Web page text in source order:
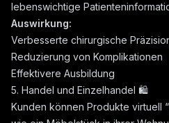
lebenswichtige
Auswirkung:
Verbesserte chirurgische
Reduzierung von Komplikationen
Effektivere Ausbildung
5. Handel und Einzelhandel 🛍️
Kunden können Produkte virtuell